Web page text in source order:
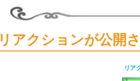
リアクションが公開
リア